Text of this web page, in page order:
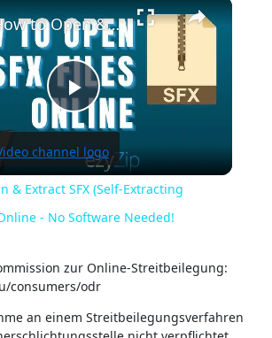
Play
Video
📦 How to Open & Extract SFX (Self-Extracting Archive) Files Online - No Software Needed!
& Extract SFX (Self-Extracting
- No Software Needed!
zur Online-Streitbeilegung:
consumers/odr
an einem Streitbeilegungsverfahren